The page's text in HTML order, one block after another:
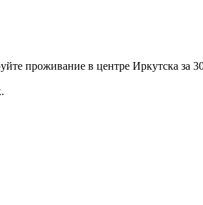
проживание в центре Иркутска за